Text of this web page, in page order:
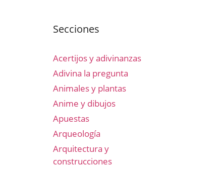
Secciones
Acertijos y adivinanzas
Adivina la pregunta
Animales y plantas
Anime y dibujos
Apuestas
Arqueología
Arquitectura y
construcciones